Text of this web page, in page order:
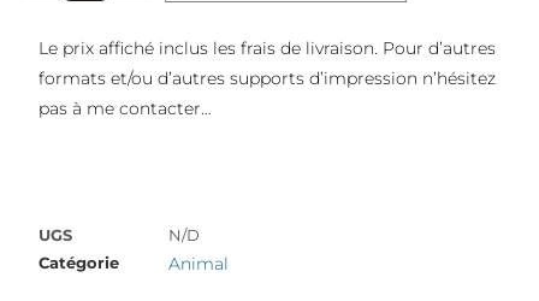
Le prix affiché inclus les frais de livraison. Pour d’autres
formats et/ou d’autres supports d’impression n’hésitez
pas à me contacter…
UGS
N/D
Catégorie
Animal